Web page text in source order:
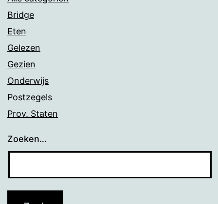
Bridge
Eten
Gelezen
Gezien
Onderwijs
Postzegels
Prov. Staten
Zoeken…